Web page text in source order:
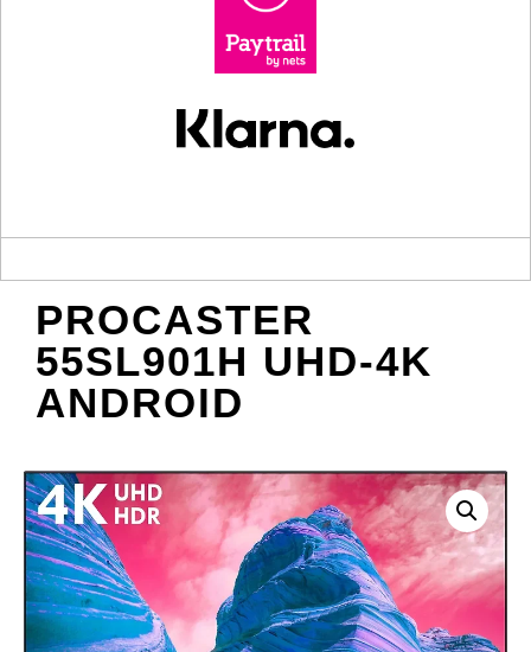
PROCASTER
55SL901H UHD-4K
ANDROID